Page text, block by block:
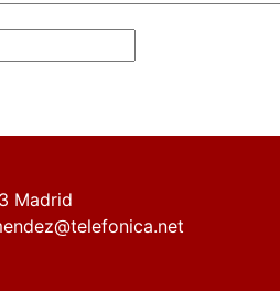
Madrid